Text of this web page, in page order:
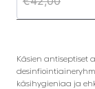
Käsien antiseptiset
käsihygieniaa ja